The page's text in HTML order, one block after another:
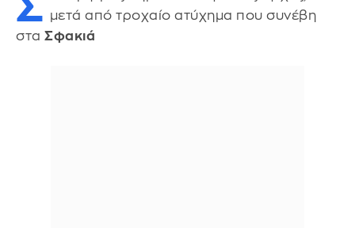
μετά από τροχαίο ατύχημα που συνέβη
στα Σφακιά